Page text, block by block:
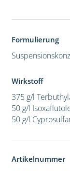
Formulierung
Wirkstoff
375 g/l
50 g/l
50 g/l
Artikelnummer